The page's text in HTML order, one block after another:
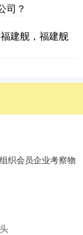
司？
建舰，福建舰
织会员企业考察物